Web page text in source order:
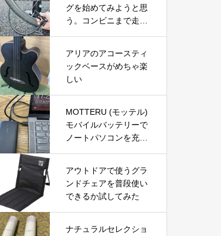
グを始めてみようと思
う。コンビニまで走っ
アリアのアコースティ
ックベースがめちゃ楽
しい
MOTTERU (モッテル)
モバイルバッテリーで
ノートパソコンを充電
アウトドアで使うグラ
ンドチェアを普段使い
できるか試してみた
ナチュラルセレクショ